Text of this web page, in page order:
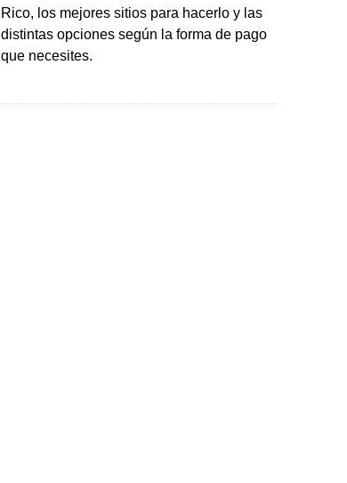
Rico, los mejores sitios para hacerlo y las
distintas opciones según la forma de pago
que necesites.